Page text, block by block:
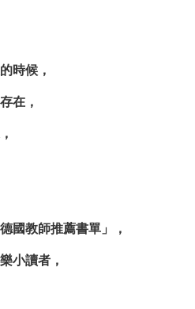
時候，
在，
國教師推薦書單」，
小讀者，